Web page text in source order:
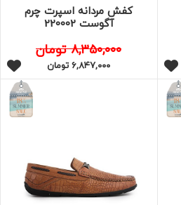
کفش مردانه اسپرت چرم
آگوست 220002
۸,۳۵۰,۰۰۰تومان
۶,۸۴۷,۰۰۰تومان